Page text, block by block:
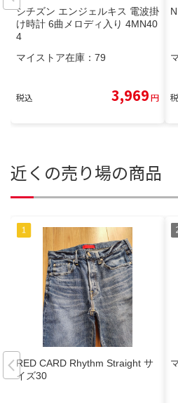
シチズン エンジェルキス 電波掛
け時計 6曲メロディ入り 4MN40
4
マイストア在庫： 79
税込 3,969円
近くの売り場の商品
RED CARD Rhythm Straight サ
イズ30